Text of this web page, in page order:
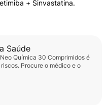
+ Sinvastatina.
Saúde
Química 30 Comprimidos é
Procure o médico e o